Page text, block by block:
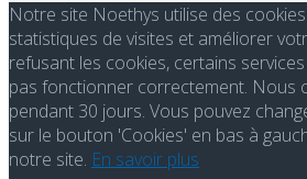
Notre site Noethys utilise des
statistiques de visites et améliorer
refusant les cookies, certains
pas fonctionner correctement. Nous
pendant 30 jours. Vous pouvez
sur le bouton 'Cookies' en bas à
notre site. En savoir plus